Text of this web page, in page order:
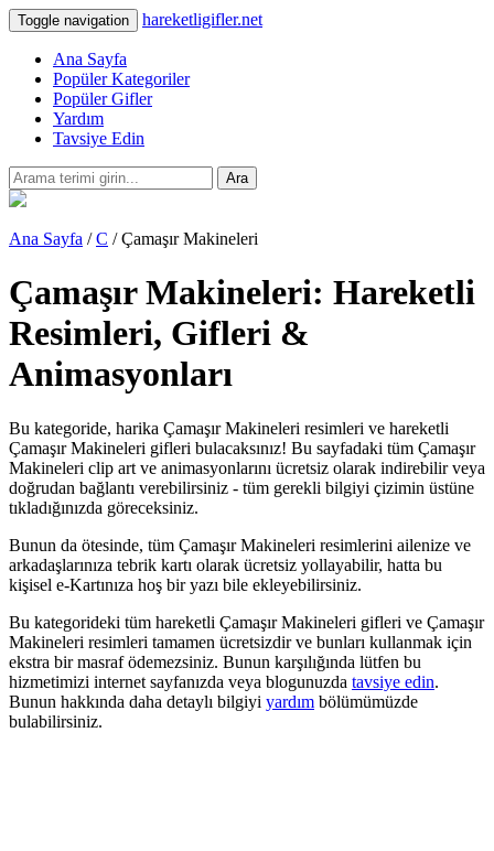
Toggle navigation hareketligifler.net
Ana Sayfa
Popüler Kategoriler
Popüler Gifler
Yardım
Tavsiye Edin
Ara
Ana Sayfa /C / Çamaşır Makineleri
Çamaşır Makineleri: Hareketli
Resimleri, Gifleri &
Animasyonları
Bu kategoride, harika Çamaşır Makineleri resimleri ve hareketli
Çamaşır Makineleri gifleri bulacaksınız! Bu sayfadaki tüm Çamaşır
Makineleri clip art ve animasyonlarını ücretsiz olarak indirebilir veya
doğrudan bağlantı verebilirsiniz - tüm gerekli bilgiyi çizimin üstüne
tıkladığınızda göreceksiniz.
Bunun da ötesinde, tüm Çamaşır Makineleri resimlerini ailenize ve
arkadaşlarınıza tebrik kartı olarak ücretsiz yollayabilir, hatta bu
kişisel e-Kartınıza hoş bir yazı bile ekleyebilirsiniz.
Bu kategorideki tüm hareketli Çamaşır Makineleri gifleri ve Çamaşır
Makineleri resimleri tamamen ücretsizdir ve bunları kullanmak için
ekstra bir masraf ödemezsiniz. Bunun karşılığında lütfen bu
hizmetimizi internet sayfanızda veya blogunuzda tavsiye edin.
Bunun hakkında daha detaylı bilgiyi yardım bölümümüzde
bulabilirsiniz.